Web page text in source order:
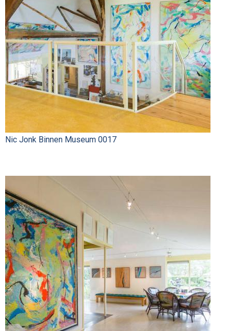
Nic Jonk Binnen Museum 0017